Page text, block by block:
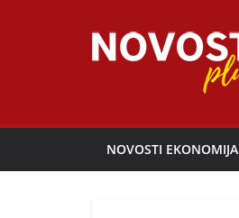
Novosti
Plus
NOVOSTI EKONOMIJA